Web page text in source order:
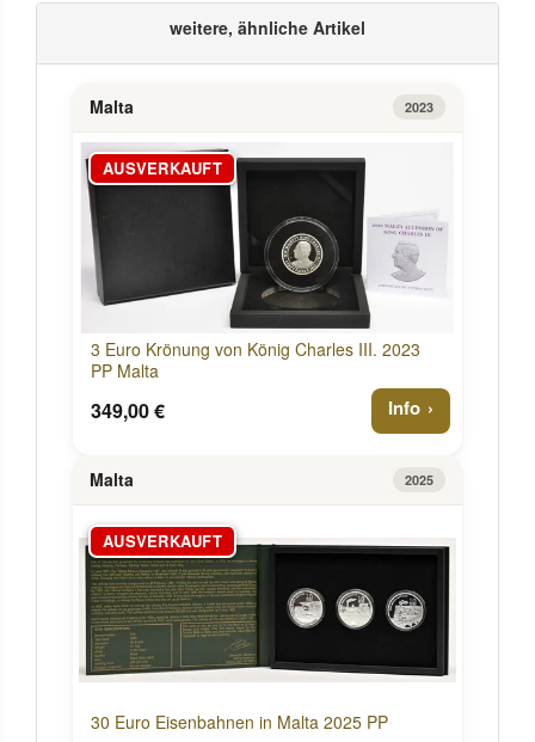
weitere, ähnliche Artikel
Malta 2023
AUSVERKAUFT
3 Euro Krönung von König Charles III. 2023
PP Malta
349,00 € Info
Malta 2025
AUSVERKAUFT
30 Euro Eisenbahnen in Malta 2025 PP